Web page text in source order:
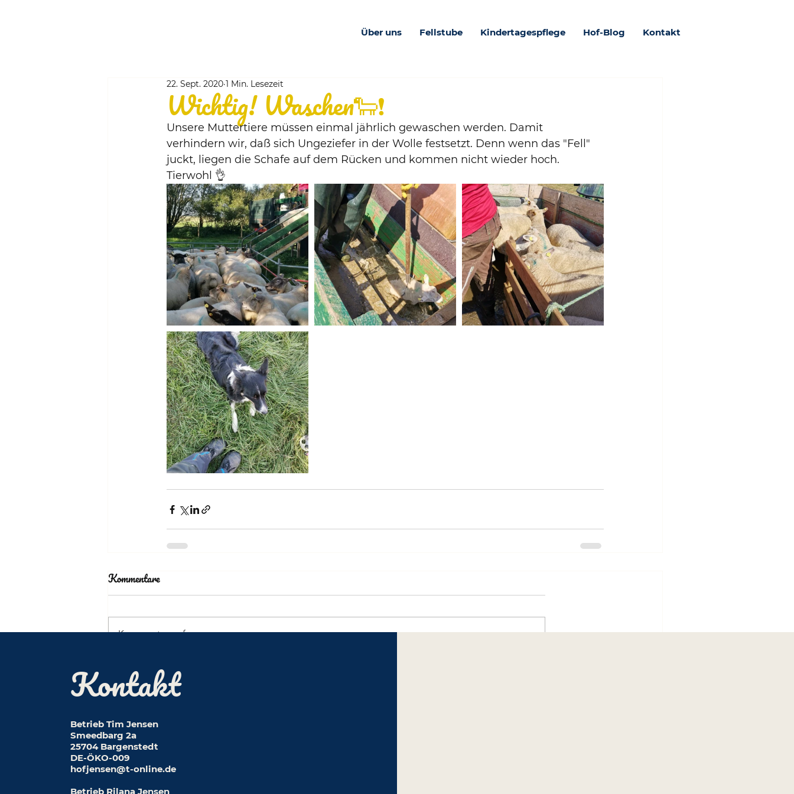
Über uns Fellstube Kindertagespflege Hof-Blog Kontakt
Wichtig! Waschen🐑❗
22. Sept. 2020 1 Min. Lesezeit
Unsere Muttertiere müssen einmal jährlich gewaschen werden. Damit
verhindern wir, daß sich Ungeziefer in der Wolle festsetzt. Denn wenn das "Fell"
juckt, liegen die Schafe auf dem Rücken und kommen nicht wieder hoch.
Tierwohl 👌
Kommentare
Kommentar verfassen...
Kontakt
Betrieb Tim Jensen
Smeedbarg 2a
25704 Bargenstedt
DE-ÖKO-009
hofjensen@t-online.de
Betrieb Rilana Jensen